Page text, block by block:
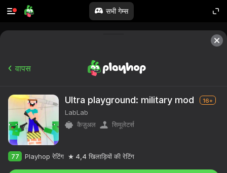
सभी गेम्स
वापस
Ultra playground: military mod 16+
LabLab
कैज़ुअल
सिमूलेटर्स
77 Playhop रेटिंग 4,4 खिलाड़ियों की रेटिंग